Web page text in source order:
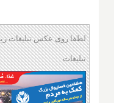
لطفا روی عکس تبلیغات
تبلیغات